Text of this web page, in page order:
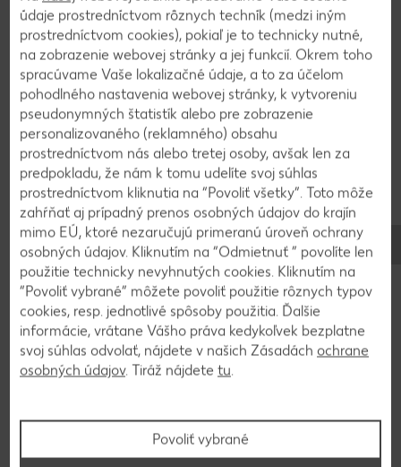
cena za 100 g
(=1 kg 18,90)
-17%
1,89
2,29
1,19
1,49
Výrobky sú v ponuke do vypredania zásob. Predaj len v obvyklom
množstve. Zobrazenia sú len ilustračné. Za chyby neručíme.
Používanie a skladovanie
Na čo sa môže treska škvrnitá
použiť a ako sa má skladovať?
V kuchyni možno tresku škvrnitú spracovať jednoducho.
Považuje sa za klasickúrybu na varenie
rybu, iba niekoľko dní a mala by sa čo najskôr spotrebovať.
údaje prostredníctvom rôznych techník (medzi iným
prostredníctvom cookies), pokiaľ je to technicky nutné,
na zobrazenie webovej stránky a jej funkcií. Okrem toho
spracúvame Vaše lokalizačné údaje, a to za účelom
pohodlného nastavenia webovej stránky, k vytvoreniu
pseudonymných štatistík alebo pre zobrazenie
personalizovaného (reklamného) obsahu
prostredníctvom nás alebo tretej osoby, avšak len za
predpokladu, že nám k tomu udelíte svoj súhlas
prostredníctvom kliknutia na “Povoliť všetky”. Toto môže
zahŕňať aj prípadný prenos osobných údajov do krajín
mimo EÚ, ktoré nezaručujú primeranú úroveň ochrany
osobných údajov. Kliknutím na “Odmietnuť ” povolíte len
použitie technicky nevyhnutých cookies. Kliknutím na
“Povoliť vybrané” môžete povoliť použitie rôznych typov
cookies, resp. jednotlivé spôsoby použitia. Ďalšie
informácie, vrátane Vášho práva kedykoľvek bezplatne
svoj súhlas odvolať, nájdete v našich Zásadách ochrane
osobných údajov. Tiráž nájdete tu.
Povoliť vybrané